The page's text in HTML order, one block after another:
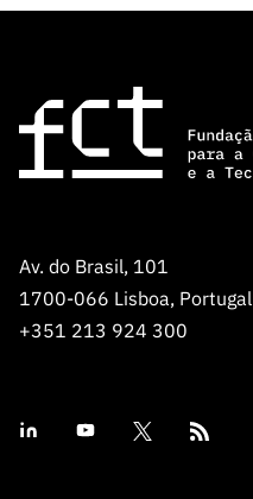
Av. do Brasil, 101
1700-066 Lisboa, Portugal
+351 213 924 300